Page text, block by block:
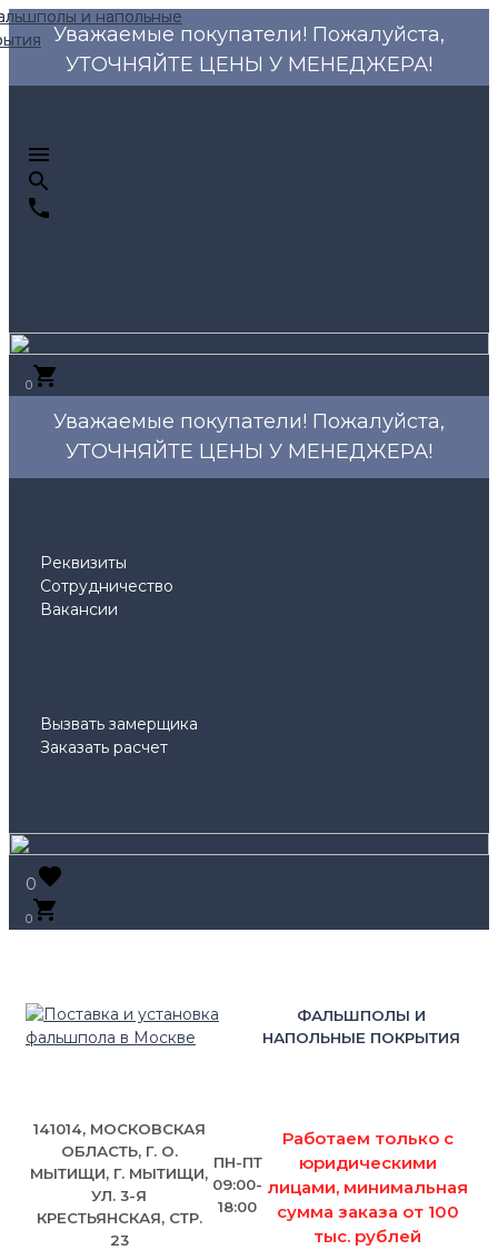
Уважаемые покупатели! Пожалуйста,
УТОЧНЯЙТЕ ЦЕНЫ У МЕНЕДЖЕРА!
0
Уважаемые покупатели! Пожалуйста,
УТОЧНЯЙТЕ ЦЕНЫ У МЕНЕДЖЕРА!
Реквизиты
Сотрудничество
Вакансии
Вызвать замерщика
Заказать расчет
0
0
ФАЛЬШПОЛЫ И
НАПОЛЬНЫЕ ПОКРЫТИЯ
141014, МОСКОВСКАЯ
ОБЛАСТЬ, Г. О.
МЫТИЩИ, Г. МЫТИЩИ,
УЛ. 3-Я
КРЕСТЬЯНСКАЯ, СТР.
23
ПН-ПТ
09:00-
18:00
Работаем только с
юридическими
лицами, минимальная
сумма заказа от 100
тыс. рублей